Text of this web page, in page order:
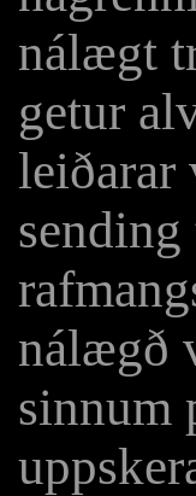
nálægt
getur
leiðarar
nálægð
sinnum